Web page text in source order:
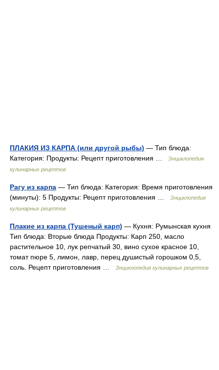
ПЛАКИЯ ИЗ КАРПА (или другой рыбы) — Тип блюда:
Категория: Продукты: Рецепт приготовления …
Энциклопедия
кулинарных рецептов
Рагу из карпа — Тип блюда: Категория: Время приготовления
(минуты): 5 Продукты: Рецепт приготовления …
Энциклопедия
кулинарных рецептов
Плакие из карпа (Тушеный карп) — Кухня: Румынская кухня
Тип блюда: Вторые блюда Продукты: Карп 250, масло
растительное 10, лук репчатый 30, вино сухое красное 10,
томат пюре 5, лимон, лавр, перец душистый горошком 0,5,
соль. Рецепт приготовления …
Энциклопедия кулинарных рецептов